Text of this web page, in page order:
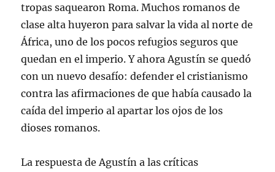
tropas saquearon Roma. Muchos romanos de
clase alta huyeron para salvar la vida al norte de
África, uno de los pocos refugios seguros que
quedan en el imperio. Y ahora Agustín se quedó
con un nuevo desafío: defender el cristianismo
contra las afirmaciones de que había causado la
caída del imperio al apartar los ojos de los
dioses romanos.
La respuesta de Agustín a las críticas